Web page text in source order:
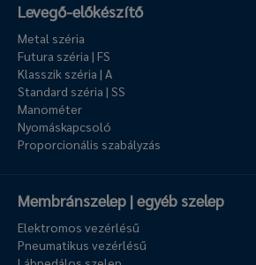
Levegő-előkészítő
Metal széria
Futura széria | FS
Klasszik széria | A
Standard széria | SS
Manométer
Nyomáskapcsoló
Proporcionális szabályzás
Membránszelep | egyéb szelep
Elektromos vezérlésű
Pneumatikus vezérlésű